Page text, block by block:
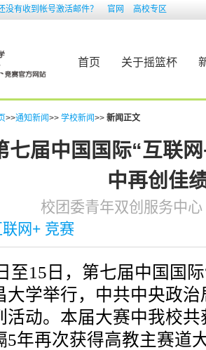
没有收到帐号激活邮件？ 官网 高校专区
首页 关于摇篮杯
>>通知新闻>> 学校新闻>> 新闻正文
七届中国国际“互联
中再创佳
校团委青年双创服务中
联网+ 竞赛
至15日，第七届中国国
大学举行，中共中央政
活动。本届大赛中我校
5年再次获得高教主赛道